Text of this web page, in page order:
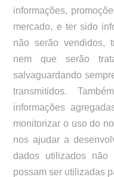
informações,
mercado, e ter sido
não serão vendidos,
nem que serão
salvaguardando
transmitidos.
informações
monitorizar o uso do
nos ajudar a
dados utilizados não
possam ser utilizadas